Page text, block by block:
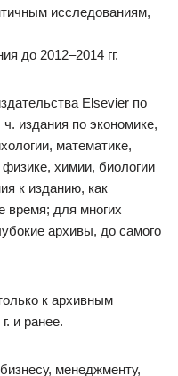
исследованиям,
до 2012–2014 гг.
Elsevier по
издания по экономике,
математике,
химии, биологии
к изданию, как
время; для многих
архивы, до самого
к архивным
и ранее.
менеджменту,